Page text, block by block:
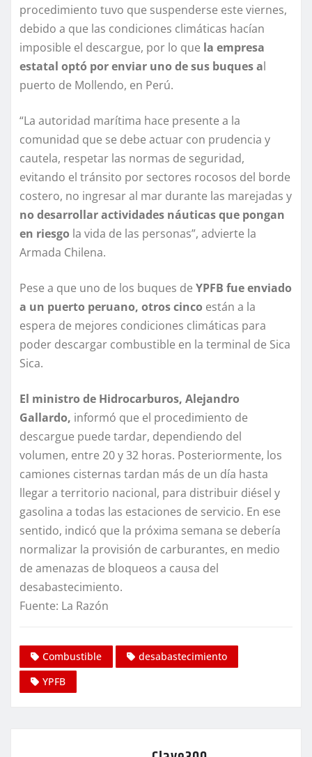
procedimiento tuvo que suspenderse este viernes,
debido a que las condiciones climáticas hacían
imposible el descargue, por lo que la empresa
estatal optó por enviar uno de sus buques al
puerto de Mollendo, en Perú.
“La autoridad marítima hace presente a la
comunidad que se debe actuar con prudencia y
cautela, respetar las normas de seguridad,
evitando el tránsito por sectores rocosos del borde
costero, no ingresar al mar durante las marejadas y
no desarrollar actividades náuticas que pongan
en riesgo la vida de las personas”, advierte la
Armada Chilena.
Pese a que uno de los buques de YPFB fue enviado
a un puerto peruano, otros cinco están a la
espera de mejores condiciones climáticas para
poder descargar combustible en la terminal de Sica
Sica.
El ministro de Hidrocarburos, Alejandro
Gallardo, informó que el procedimiento de
descargue puede tardar, dependiendo del
volumen, entre 20 y 32 horas. Posteriormente, los
camiones cisternas tardan más de un día hasta
llegar a territorio nacional, para distribuir diésel y
gasolina a todas las estaciones de servicio. En ese
sentido, indicó que la próxima semana se debería
normalizar la provisión de carburantes, en medio
de amenazas de bloqueos a causa del
desabastecimiento.
Fuente: La Razón
Combustible
desabastecimiento
YPFB